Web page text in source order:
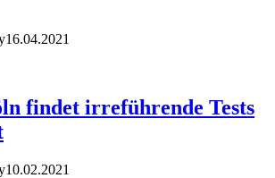
16.04.2021
findet irreführende Tests
10.02.2021